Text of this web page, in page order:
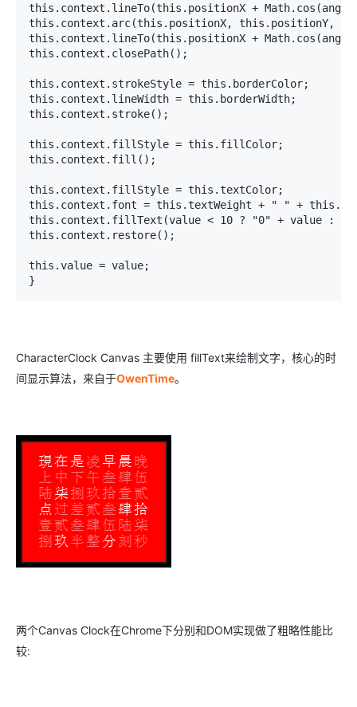
this.context.lineTo(this.positionX +
this.context.arc(this.positionX, this.positionY,
this.context.lineTo(this.positionX +
this.context.closePath();
this.context.strokeStyle = this.borderColor;
this.context.lineWidth = this.borderWidth;
this.context.stroke();
this.context.fillStyle = this.fillColor;
this.context.fill();
this.context.fillStyle = this.textColor;
this.context.font = this.textWeight + " " +
this.context.fillText(value < 10 ? "0" + value :
this.context.restore();
this.value = value;
}
CharacterClock Canvas 主要使用 fillText来绘制文字，核心的时
间显示算法，来自于OwenTime。
两个Canvas Clock在Chrome下分别和DOM实现做了粗略性能比
较: